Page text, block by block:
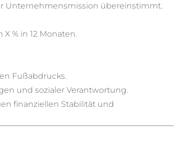
Unternehmensmission übereinstimmt.
% in 12 Monaten.
Fußabdrucks.
und sozialer Verantwortung.
finanziellen Stabilität und